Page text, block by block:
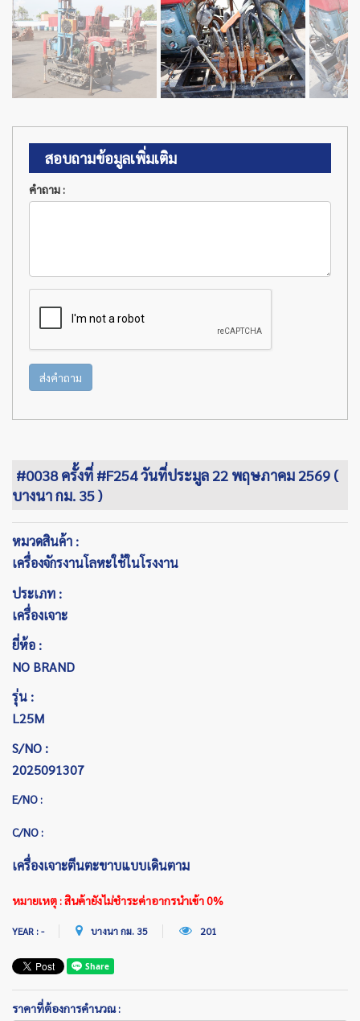
สอบถามข้อมูลเพิ่มเติม
คำถาม :
ส่งคำถาม
#0038 ครั้งที่ #F254 วันที่ประมูล 22 พฤษภาคม 2569 (
บางนา กม. 35 )
หมวดสินค้า :
เครื่องจักรงานโลหะใช้ในโรงงาน
ประเภท :
เครื่องเจาะ
ยี่ห้อ :
NO BRAND
รุ่น :
L25M
S/NO :
2025091307
E/NO :
C/NO :
เครื่องเจาะตีนตะขาบแบบเดินตาม
หมายเหตุ : สินค้ายังไม่ชำระค่าอากรนำเข้า 0%
YEAR : - บางนา กม. 35 201
ราคาที่ต้องการคำนวณ :